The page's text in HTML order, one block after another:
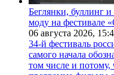
Беглянки, буллинг
моду на фестивале
06 августа 2026,
34-й фестиваль
самого начала
том числе и потому,